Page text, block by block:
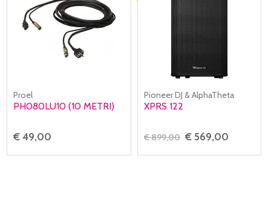
Proel
PH080LU10 (10 METRI)
€ 49,00
Pioneer DJ & AlphaTheta
XPRS 122
€ 899,00 € 569,00